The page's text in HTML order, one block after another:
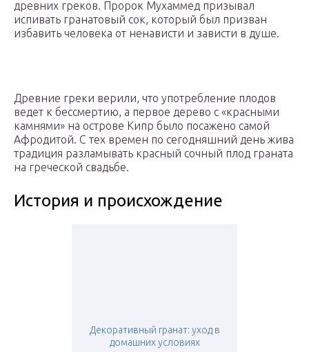
древних греков. Пророк Мухаммед призывал
испивать гранатовый сок, который был призван
избавить человека от ненависти и зависти в душе.
Древние греки верили, что употребление плодов
ведет к бессмертию, а первое дерево с «красными
камнями» на острове Кипр было посажено самой
Афродитой. С тех времен по сегодняшний день жива
традиция разламывать красный сочный плод граната
на греческой свадьбе.
История и происхождение
Декоративный гранат: уход в
домашних условиях